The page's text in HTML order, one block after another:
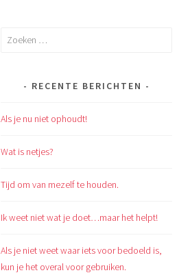
Zoeken
RECENTE BERICHTEN
Als je nu niet ophoudt!
Wat is netjes?
Tijd om van mezelf te houden.
Ik weet niet wat je doet…maar het helpt!
Als je niet weet waar iets voor bedoeld is,
kun je het overal voor gebruiken.